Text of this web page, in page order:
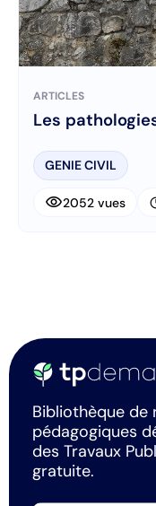
ARTICLES
Les
GENIE CIVIL
visibility2052 vues
Bibliothèque de
pédagogiques
des Travaux
gratuite.